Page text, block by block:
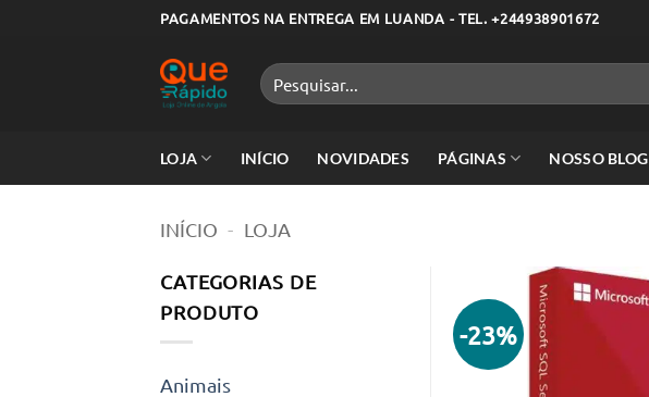
PAGAMENTOS NA ENTREGA EM LUANDA - TEL. +244938901672
Pesquisar
por:
LOJA INÍCIO NOVIDADES PÁGINAS NOSSO BLOG
INÍCIO - LOJA
CATEGORIAS DE
PRODUTO
Animais
-23%